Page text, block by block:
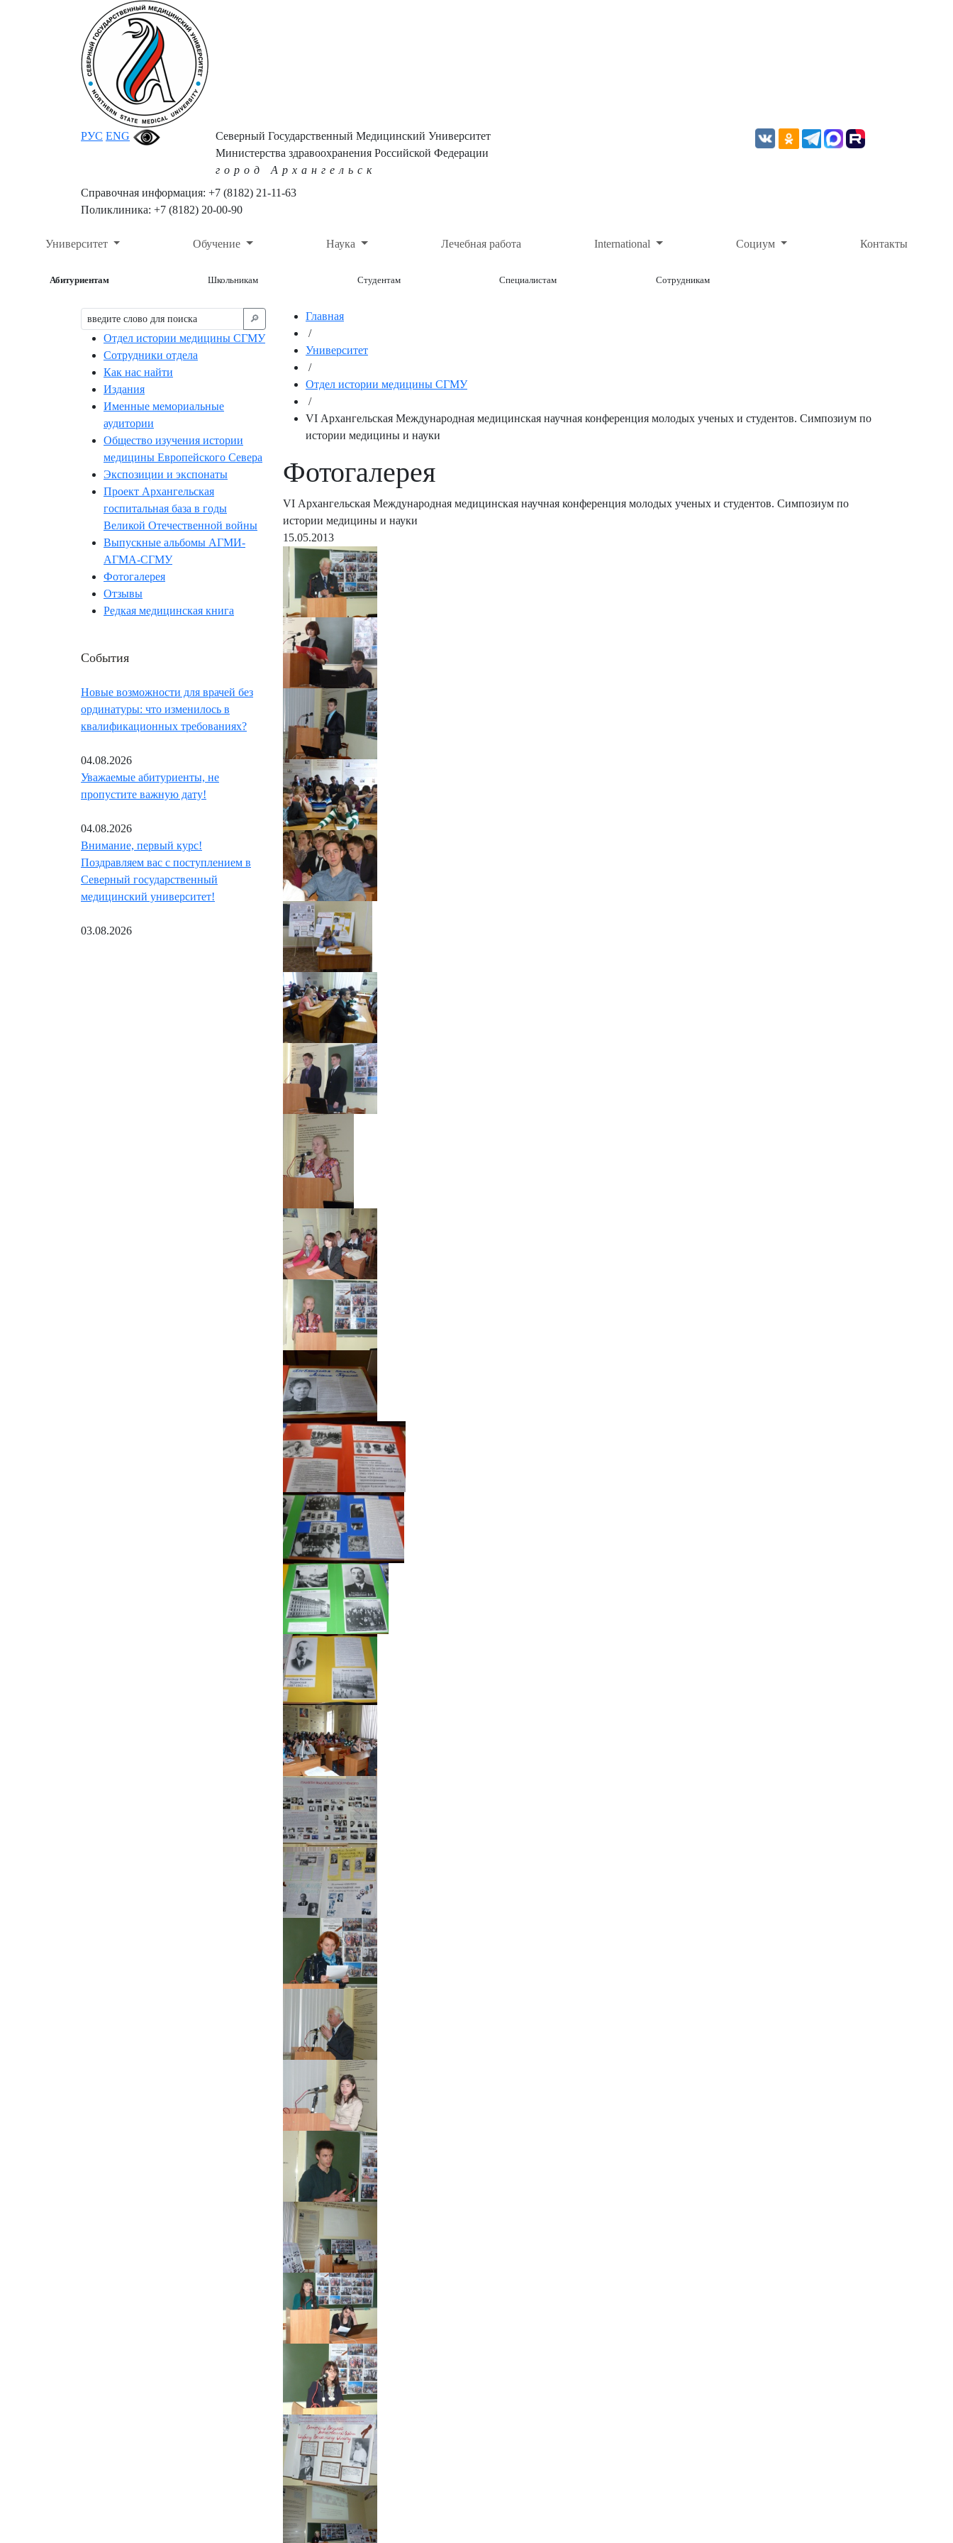
РУС ENG
Северный Государственный Медицинский Университет
Министерства здравоохранения Российской Федерации
город Архангельск
Справочная информация: +7 (8182) 21-11-63
Поликлиника: +7 (8182) 20-00-90
Университет Обучение Наука Лечебная работа International Социум Контакты
Абитуриентам Школьникам Студентам Специалистам Сотрудникам
🔎︎
Отдел истории медицины СГМУ
Сотрудники отдела
Как нас найти
Издания
Именные мемориальные
аудитории
Общество изучения истории
медицины Европейского Севера
Экспозиции и экспонаты
Проект Архангельская
госпитальная база в годы
Великой Отечественной войны
Выпускные альбомы АГМИ-
АГМА-СГМУ
Фотогалерея
Отзывы
Редкая медицинская книга
События
Новые возможности для врачей без
ординатуры: что изменилось в
квалификационных требованиях?
04.08.2026
Уважаемые абитуриенты, не
пропустите важную дату!
04.08.2026
Внимание, первый курс!
Поздравляем вас с поступлением в
Северный государственный
медицинский университет!
03.08.2026
Главная
/
Университет
/
Отдел истории медицины СГМУ
/
VI Архангельская Международная медицинская научная конференция молодых ученых и студентов. Симпозиум по
истории медицины и науки
Фотогалерея
VI Архангельская Международная медицинская научная конференция молодых ученых и студентов. Симпозиум по
истории медицины и науки
15.05.2013